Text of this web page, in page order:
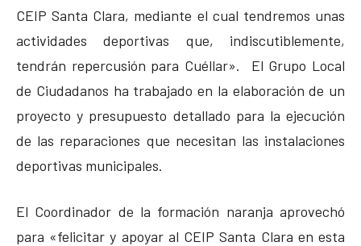
CEIP Santa Clara, mediante el cual tendremos unas
actividades deportivas que, indiscutiblemente,
tendrán repercusión para Cuéllar». El Grupo Local
de Ciudadanos ha trabajado en la elaboración de un
proyecto y presupuesto detallado para la ejecución
de las reparaciones que necesitan las instalaciones
deportivas municipales.
El Coordinador de la formación naranja aprovechó
para «felicitar y apoyar al CEIP Santa Clara en esta